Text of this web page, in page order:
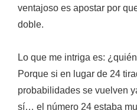
ventajoso es apostar por
doble.
Lo que me intriga es:
Porque si en lugar de 24
probabilidades se vuelven
sí… el número 24 estaba